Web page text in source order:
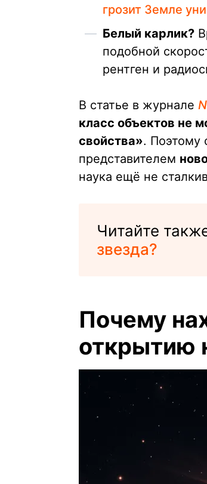
грозит Земле
Белый карлик?
подобной
рентген и
В статье в журнале
класс объектов не
свойства». Поэтому
представителем
наука ещё не
Читайте
звезда?
Почему
открытию